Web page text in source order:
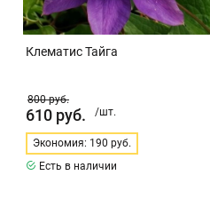
Клематис Тайга
800руб.
610 руб. /шт.
Экономия: 190 руб.
Есть в наличии